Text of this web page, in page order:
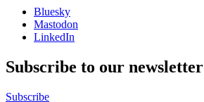
Bluesky
Mastodon
LinkedIn
Subscribe to our newsletter
Subscribe